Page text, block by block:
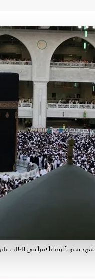
سنوياً ارتفاعاً كبيراً في الطلب